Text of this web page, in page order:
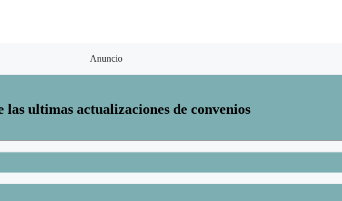
Anuncio
las ultimas actualizaciones de convenios